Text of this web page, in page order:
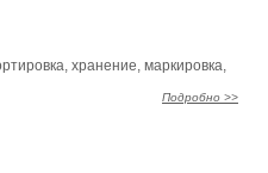
хранение, маркировка,
Подробно >>